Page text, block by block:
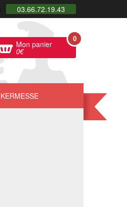
03.66.72.19.43
Mon panier
0€
0
KERMESSE